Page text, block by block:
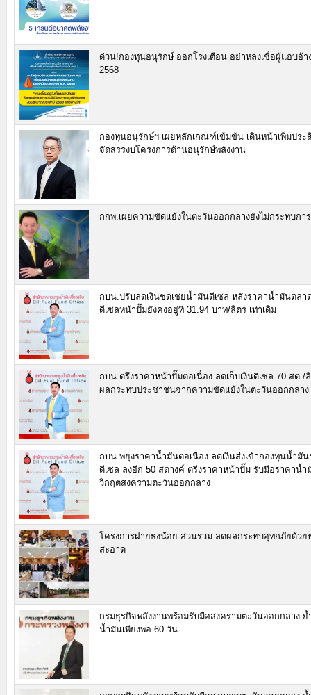
ด่วน!กองทุนอนุรักษ์ ออกโรงเตือน อย่าหลงเชื่อผู้แอบอ้า
2568
กองทุนอนุรักษ์ฯ เผยหลักเกณฑ์เข้มข้น เดินหน้าเพิ่มประ
จัดสรรงบโครงการด้านอนุรักษ์พลังงาน
กกพ.เผยความขัดแย้งในตะวันออกกลางยังไม่กระทบกา
กบน.ปรับลดเงินชดเชยน้ำมันดีเซล หลังราคาน้ำมันตลา
ดีเซลหน้าปั๊มยังคงอยู่ที่ 31.94 บาท/ลิตร เท่าเดิม
กบน.ตรึงราคาหน้าปั๊มต่อเนื่อง ลดเก็บเงินดีเซล 70 สต./
ผลกระทบประชาชนจากความขัดแย้งในตะวันออกกลาง
กบน.พยุงราคาน้ำมันต่อเนื่อง ลดเงินส่งเข้ากองทุนน้ำมั
ดีเซล ลงอีก 50 สตางค์ ตรีงราคาหน้าปั๊ม รับมือราคาน้ำ
วิกฤตสงครามตะวันออกกลาง
โครงการฝายธงน้อย ส่วนร่วม ลดผลกระทบอุทกภัยด้วย
สะอาด
กรมธุรกิจพลังงานพร้อมรับมือสงครามตะวันออกกลาง
น้ำมันเพียงพอ 60 วัน